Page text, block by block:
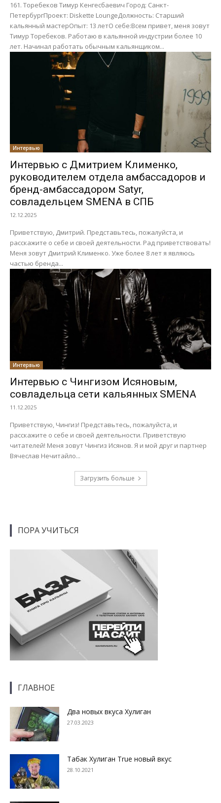
161. Торебеков Тимур Кенгесбаевич Город: Санкт-
ПетербургПроект: Diskette LoungeДолжность: Старший
кальянный мастерОпыт: 13 летО себе:Всем привет, меня зовут
Тимур Торебеков. Работаю в кальянной индустрии более 10
лет. Начинал работать обычным кальянщиком...
Интервью
Интервью с Дмитрием Клименко,
руководителем отдела амбассадоров и
бренд-амбассадором Satyr,
совладельцем SMENA в СПБ
12.12.2025
Приветствую, Дмитрий. Представьтесь, пожалуйста, и
расскажите о себе и своей деятельности. Рад приветствовать!
Меня зовут Дмитрий Клименко. Уже более 8 лет я являюсь
частью бренда...
Интервью
Интервью с Чингизом Исяновым,
совладельца сети кальянных SMENA
11.12.2025
Приветствую, Чингиз! Представьтесь, пожалуйста, и
расскажите о себе и своей деятельности. Приветствую
читателей! Меня зовут Чингиз Исянов. Я и мой друг и партнер
Вячеслав Нечитайло...
Загрузить больше
ПОРА УЧИТЬСЯ
ГЛАВНОЕ
Два новых вкуса Хулиган
27.03.2023
Табак Хулиган True новый вкус
28.10.2021